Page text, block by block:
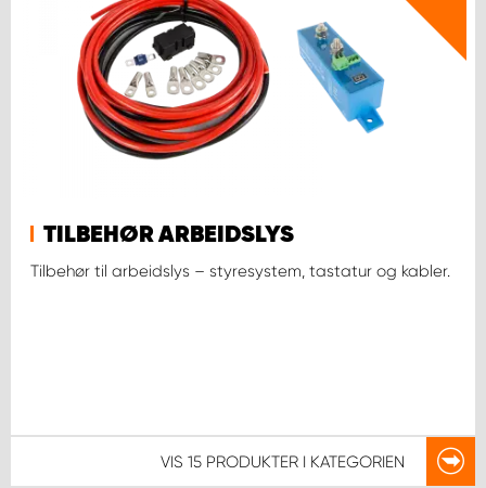
TILBEHØR ARBEIDSLYS
Tilbehør til arbeidslys – styresystem, tastatur og kabler.
VIS 15 PRODUKTER I KATEGORIEN